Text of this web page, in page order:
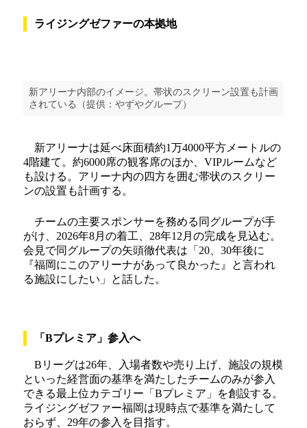
ライジングゼファーの本拠地
新アリーナ内部のイメージ。帯状のスクリーン設置も計画
されている（提供：やずやグループ）
新アリーナは延べ床面積約1万4000平方メートルの
4階建て。約6000席の観客席のほか、VIPルームなど
も設ける。アリーナ内の四方を囲む帯状のスクリー
ンの設置も計画する。
チームの主要スポンサーを務める同グループが手
がけ、2026年8月の着工、28年12月の完成を見込む。
会見で同グループの矢頭徹代表は「20、30年後に
『福岡にこのアリーナがあって良かった』と言われ
る施設にしたい」と話した。
「Bプレミア」参入へ
Bリーグは26年、入場者数や売り上げ、施設の規模
といった経営面の基準を満たしたチームのみが参入
できる最上位カテゴリー「Bプレミア」を創設する。
ライジングゼファー福岡は現時点で基準を満たして
おらず、29年の参入を目指す。